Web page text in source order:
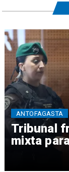
Tribunal
mixta
ANTOFAGASTA